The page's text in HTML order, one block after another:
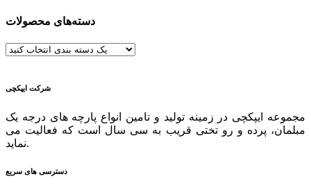
دسته‌های محصولات
شرکت ایپکچی
مجموعه ایپکچی در زمینه تولید و تامین انواع پارچه های درجه یک
مبلمان، پرده و رو تختی قریب به سی سال است که فعالیت می
نماید.
دسترسی های سریع